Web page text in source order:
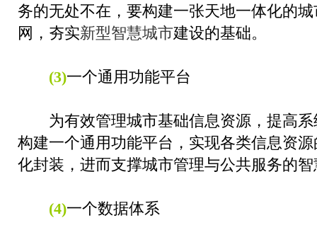
务的无处不在，要构建一张天地一体化的
网，夯实新型智慧城市建设的基础。
(3)一个通用功能平台
为有效管理城市基础信息资源，提高系
构建一个通用功能平台，实现各类信息资
化封装，进而支撑城市管理与公共服务的
(4)一个数据体系